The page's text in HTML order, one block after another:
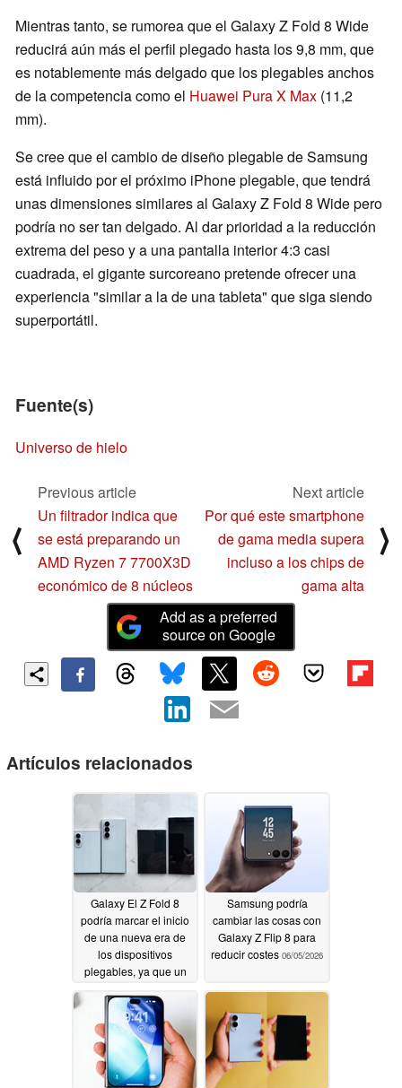
Mientras tanto, se rumorea que el Galaxy Z Fold 8 Wide
reducirá aún más el perfil plegado hasta los 9,8 mm, que
es notablemente más delgado que los plegables anchos
de la competencia como el Huawei Pura X Max (11,2
mm).
Se cree que el cambio de diseño plegable de Samsung
está influido por el próximo iPhone plegable, que tendrá
unas dimensiones similares al Galaxy Z Fold 8 Wide pero
podría no ser tan delgado. Al dar prioridad a la reducción
extrema del peso y a una pantalla interior 4:3 casi
cuadrada, el gigante surcoreano pretende ofrecer una
experiencia "similar a la de una tableta" que siga siendo
superportátil.
Fuente(s)
Universo de hielo
⟨
Previous article
Un filtrador indica que
se está preparando un
AMD Ryzen 7 7700X3D
económico de 8 núcleos
Next article
Por qué este smartphone
de gama media supera
incluso a los chips de
gama alta
⟩
Add as a preferred
source on Google
Artículos relacionados
Galaxy El Z Fold 8
podría marcar el inicio
de una nueva era de
los dispositivos
plegables, ya que un
peso y su pliegue
06/25/2026
Samsung podría
cambiar las cosas con
Galaxy Z Flip 8 para
reducir costes 06/05/2026